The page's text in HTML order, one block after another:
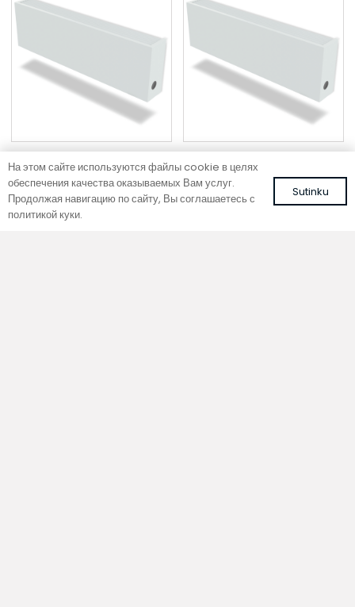
Настенный фанкойл
WMC 140-18-50
Цвет: белый, RAL 9016
Настенный фанкойл
WMC 140-18-40
На этом сайте используются файлы cookie в целях
обеспечения качества оказываемых Вам услуг.
Продолжая навигацию по сайту, Вы соглашаетесь с
политикой куки.
Sutinku